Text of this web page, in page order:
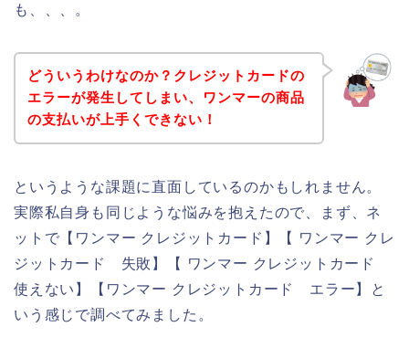
も、、、。
どういうわけなのか？クレジットカードの
エラーが発生してしまい、ワンマーの商品
の支払いが上手くできない！
というような課題に直面しているのかもしれません。
実際私自身も同じような悩みを抱えたので、まず、ネ
ットで【ワンマー クレジットカード】【 ワンマー クレ
ジットカード 失敗】【 ワンマー クレジットカード
使えない】【ワンマー クレジットカード エラー】と
いう感じで調べてみました。